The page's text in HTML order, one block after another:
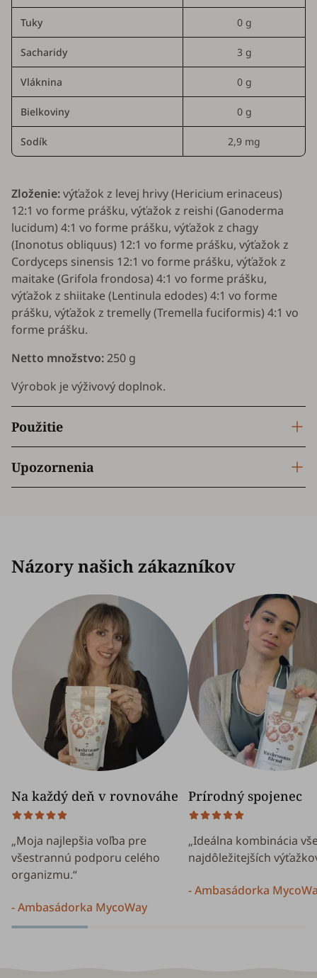
Tuky 0 g
Sacharidy 3 g
Vláknina 0 g
Bielkoviny 0 g
Sodík 2,9 mg
Zloženie:výťažok z levej hrivy (Hericium erinaceus)
12:1 vo forme prášku, výťažok z reishi (Ganoderma
lucidum) 4:1 vo forme prášku, výťažok z chagy
(Inonotus obliquus) 12:1 vo forme prášku, výťažok z
Cordyceps sinensis 12:1 vo forme prášku, výťažok z
maitake (Grifola frondosa) 4:1 vo forme prášku,
výťažok z shiitake (Lentinula edodes) 4:1 vo forme
prášku, výťažok z tremelly (Tremella fuciformis) 4:1 vo
forme prášku.
Netto množstvo:250 g
Výrobok je výživový doplnok.
Použitie
Upozornenia
Názory našich zákazníkov
Na každý deň v rovnováhe
„Moja najlepšia voľba pre
všestrannú podporu celého
organizmu.“
- Ambasádorka MycoWay
Prírodný spojenec
„Ideálna kombinácia
najdôležitejších
- Ambasádorka